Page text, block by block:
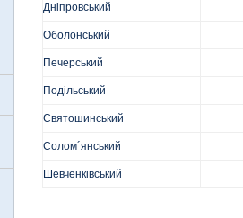
Дніпровський
Оболонський
Печерський
Подільський
Святошинський
Солом´янський
Шевченківський